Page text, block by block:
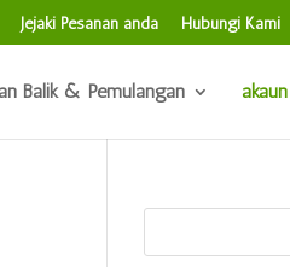
Jejaki Pesanan anda Hubungi Kami
Balik & Pemulangan